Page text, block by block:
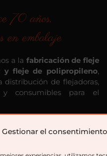
Gestionar el
70 años,
en embalaje
a la fabricación de fleje
y fleje de polipropileno,
distribución de flejadoras,
y consumibles para el